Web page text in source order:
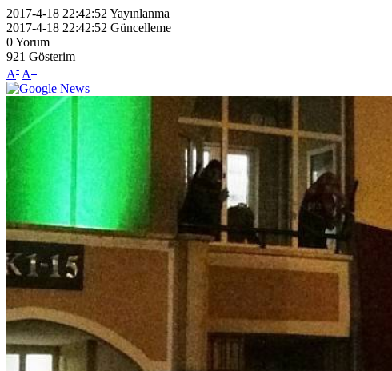
2017-4-18 22:42:52 Yayınlanma
2017-4-18 22:42:52 Güncelleme
0Yorum
921 Gösterim
A- A+